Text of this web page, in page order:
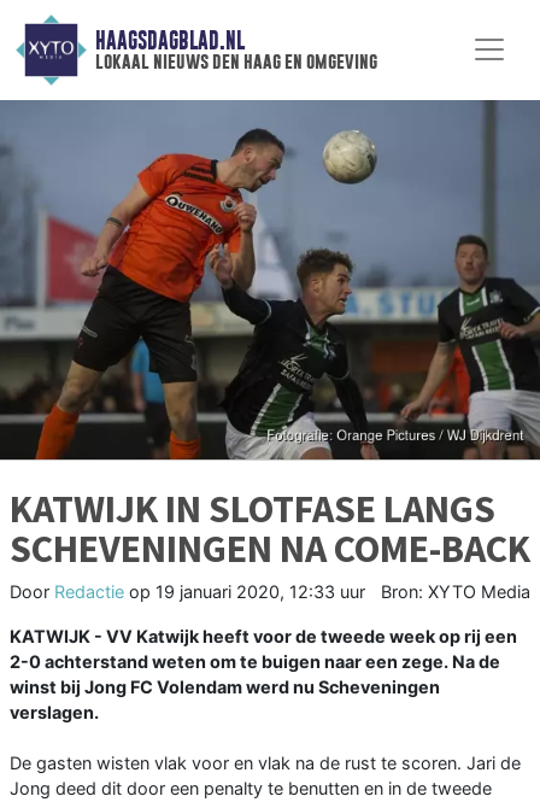
HAAGSDAGBLAD.NL
lokaal nieuws den haag en omgeving
KATWIJK IN SLOTFASE LANGS
SCHEVENINGEN NA COME-BACK
Door Redactie op 19 januari 2020, 12:33 uur Bron: XYTO Media
KATWIJK - VV Katwijk heeft voor de tweede week op rij een
2-0 achterstand weten om te buigen naar een zege. Na de
winst bij Jong FC Volendam werd nu Scheveningen
verslagen.
De gasten wisten vlak voor en vlak na de rust te scoren. Jari de
Jong deed dit door een penalty te benutten en in de tweede